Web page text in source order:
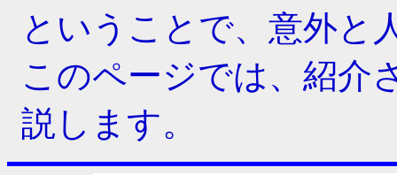
ということで、意外と
このページでは、紹介
説します。